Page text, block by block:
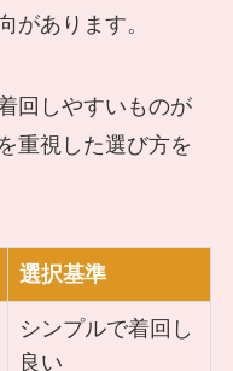
があります。
回しやすいものが
重視した選び方を
選択基準
シンプルで着回し
良い